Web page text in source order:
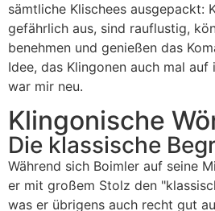
sämtliche Klischees ausgepackt:
gefährlich aus, sind rauflustig,
benehmen und genießen das
Idee, das Klingonen auch mal
war mir neu.
Klingonische
Die klassische
Während sich Boimler auf seine
er mit großem Stolz den
was er übrigens auch recht gut